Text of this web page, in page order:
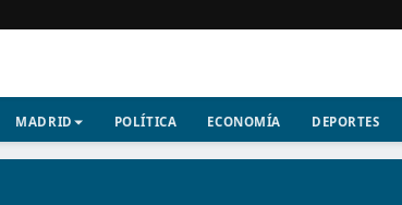
MADRID POLÍTICA ECONOMÍA DEPORTES